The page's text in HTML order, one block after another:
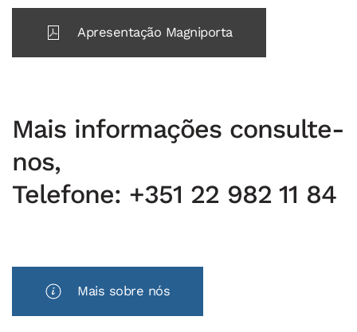
Apresentação Magniporta
Mais informações consulte-
nos,
Telefone: +351 22 982 11 84
Mais sobre nós